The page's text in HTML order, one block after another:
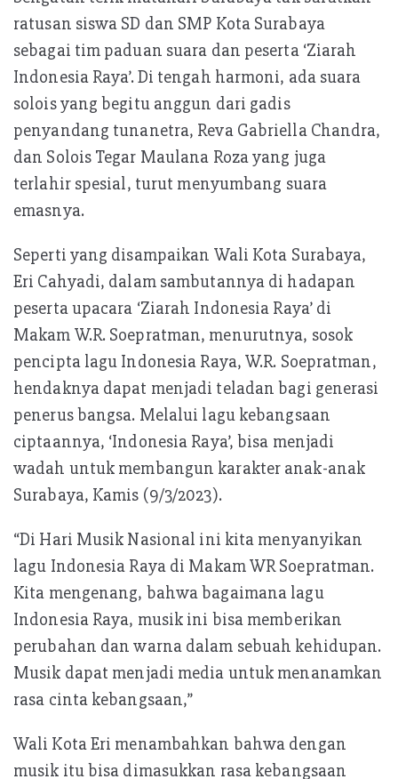
ratusan siswa SD dan SMP Kota Surabaya
sebagai tim paduan suara dan peserta ‘Ziarah
Indonesia Raya’. Di tengah harmoni, ada suara
solois yang begitu anggun dari gadis
penyandang tunanetra, Reva Gabriella Chandra,
dan Solois Tegar Maulana Roza yang juga
terlahir spesial, turut menyumbang suara
emasnya.
Seperti yang disampaikan Wali Kota Surabaya,
Eri Cahyadi, dalam sambutannya di hadapan
peserta upacara ‘Ziarah Indonesia Raya’ di
Makam W.R. Soepratman, menurutnya, sosok
pencipta lagu Indonesia Raya, W.R. Soepratman,
hendaknya dapat menjadi teladan bagi generasi
penerus bangsa. Melalui lagu kebangsaan
ciptaannya, ‘Indonesia Raya’, bisa menjadi
wadah untuk membangun karakter anak-anak
Surabaya, Kamis (9/3/2023).
“Di Hari Musik Nasional ini kita menyanyikan
lagu Indonesia Raya di Makam WR Soepratman.
Kita mengenang, bahwa bagaimana lagu
Indonesia Raya, musik ini bisa memberikan
perubahan dan warna dalam sebuah kehidupan.
Musik dapat menjadi media untuk menanamkan
rasa cinta kebangsaan,”
Wali Kota Eri menambahkan bahwa dengan
musik itu bisa dimasukkan rasa kebangsaan